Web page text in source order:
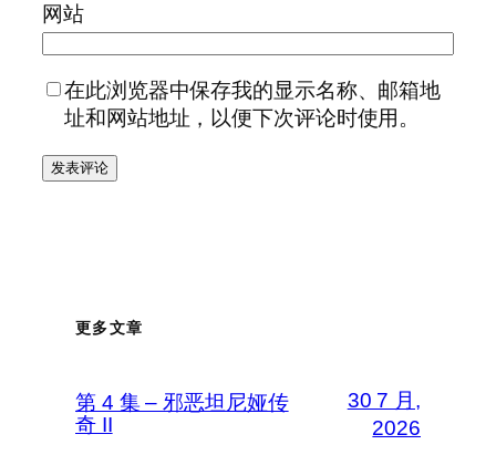
网站
在此浏览器中保存我的显示名称、邮箱地
址和网站地址，以便下次评论时使用。
更多文章
第 4 集 – 邪恶坦尼娅传
奇 II
30 7 月,
2026